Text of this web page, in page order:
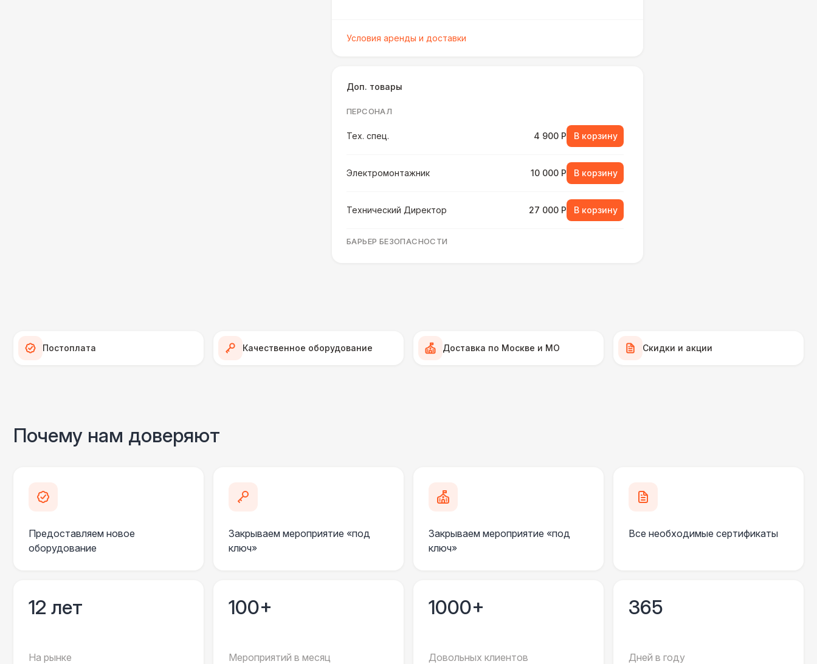
Условия аренды и доставки
Доп. товары
ПЕРСОНАЛ
Тех. спец. 4 900 Р В корзину
Электромонтажник 10 000 Р В корзину
Технический Директор 27 000 Р В корзину
БАРЬЕР БЕЗОПАСНОСТИ
Стилизованный (2 х 1 х 0,6)
Постоплата Качественное оборудование Доставка по Москве и МО Скидки и акции
Почему нам доверяют
Предоставляем новое
оборудование
Закрываем мероприятие «под
ключ»
Закрываем мероприятие «под
ключ»
Все необходимые сертификаты
12 лет
На рынке
100+
Мероприятий в месяц
1000+
Довольных клиентов
365
Дней в году